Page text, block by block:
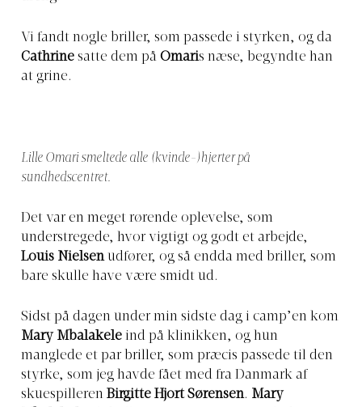
Vi fandt nogle briller, som passede i styrken, og da
Cathrine satte dem på Omaris næse, begyndte han
at grine.
Lille Omari smeltede alle (kvinde-)hjerter på
sundhedscentret.
Det var en meget rørende oplevelse, som
understregede, hvor vigtigt og godt et arbejde,
Louis Nielsenudfører, og så endda med briller, som
bare skulle have være smidt ud.
Sidst på dagen under min sidste dag i camp’en kom
Mary Mbalakele ind på klinikken, og hun
manglede et par briller, som præcis passede til den
styrke, som jeg havde fået med fra Danmark af
skuespilleren Birgitte Hjort Sørensen. Mary